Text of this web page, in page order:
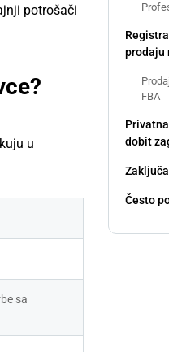
prodaju
FBA
dobit
Često
potrošači
u
sa